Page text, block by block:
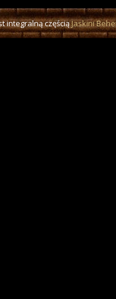
integralną częściąJaskini